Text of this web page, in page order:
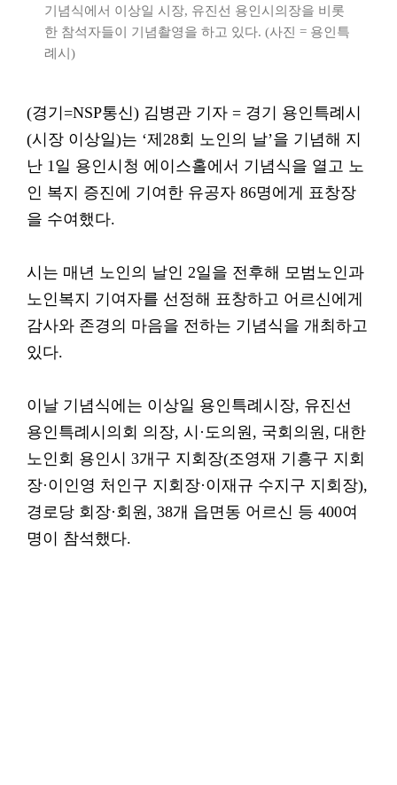
기념식에서 이상일 시장, 유진선 용인시의장을 비롯
한 참석자들이 기념촬영을 하고 있다. (사진 = 용인특
례시)
(경기=NSP통신) 김병관 기자 = 경기 용인특례시
(시장 이상일)는 ‘제28회 노인의 날’을 기념해 지
난 1일 용인시청 에이스홀에서 기념식을 열고 노
인 복지 증진에 기여한 유공자 86명에게 표창장
을 수여했다.
시는 매년 노인의 날인 2일을 전후해 모범노인과
노인복지 기여자를 선정해 표창하고 어르신에게
감사와 존경의 마음을 전하는 기념식을 개최하고
있다.
이날 기념식에는 이상일 용인특례시장, 유진선
용인특례시의회 의장, 시·도의원, 국회의원, 대한
노인회 용인시 3개구 지회장(조영재 기흥구 지회
장·이인영 처인구 지회장·이재규 수지구 지회장),
경로당 회장·회원, 38개 읍면동 어르신 등 400여
명이 참석했다.